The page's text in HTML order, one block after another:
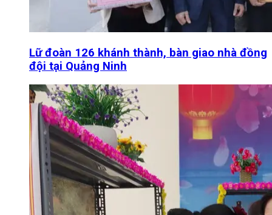
Lữ đoàn 126 khánh thành, bàn giao nhà đồng
đội tại Quảng Ninh